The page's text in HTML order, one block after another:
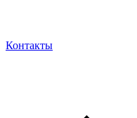
Контакты